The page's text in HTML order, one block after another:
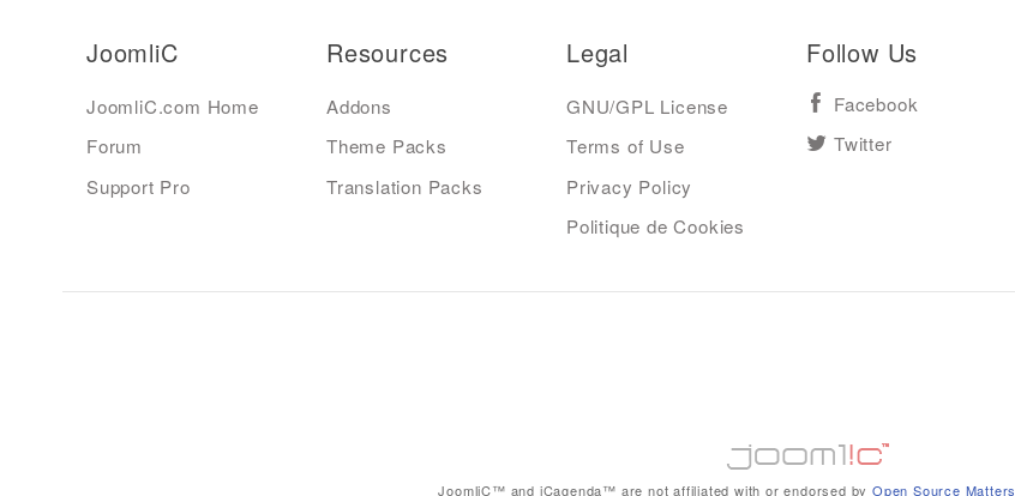
JoomliC
JoomliC.com Home
Forum
Support Pro
Resources
Addons
Theme Packs
Translation Packs
Legal
GNU/GPL License
Terms of Use
Privacy Policy
Politique de Cookies
Follow Us
Facebook
Twitter
JoomliC™ and iCagenda™ are not affiliated with or endorsed byOpen Source Matters